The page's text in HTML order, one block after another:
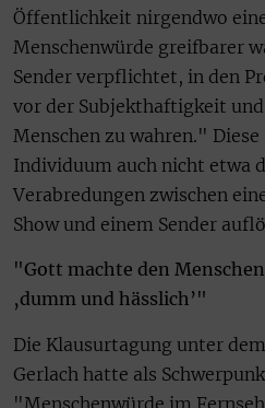
Öffentlichkeit nirgendwo
Menschenwürde greifbarer
Sender verpflichtet, in den
vor der Subjekthaftigkeit
Menschen zu wahren."
Individuum auch nicht etwa
Verabredungen zwischen
Show und einem Sender
"Gott machte den
‚dumm und hässlich’"
Die Klausurtagung unter
Gerlach hatte als
"Menschenwürde im